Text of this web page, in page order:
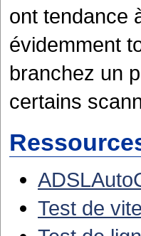
ont tendance
évidemment
branchez un
certains
Test de